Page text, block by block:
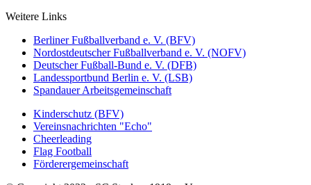
Weitere Links
Berliner Fußballverband e. V. (BFV)
Nordostdeutscher Fußballverband e. V. (NOFV)
Deutscher Fußball-Bund e. V. (DFB)
Landessportbund Berlin e. V. (LSB)
Spandauer Arbeitsgemeinschaft
Kinderschutz (BFV)
Vereinsnachrichten "Echo"
Cheerleading
Flag Football
Förderergemeinschaft